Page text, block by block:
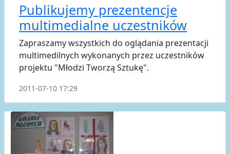
Publikujemy prezentencje
multimedialne uczestników
Zapraszamy wszystkich do oglądania prezentacji
multimedilnych wykonanych przez uczestników
projektu "Młodzi Tworzą Sztukę".
2011-07-10 17:29